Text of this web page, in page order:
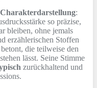
:
so präzise,
bleiben, ohne jemals
erzählerischen Stoffen
betont, die teilweise den
lässt. Seine Stimme
zurückhaltend und